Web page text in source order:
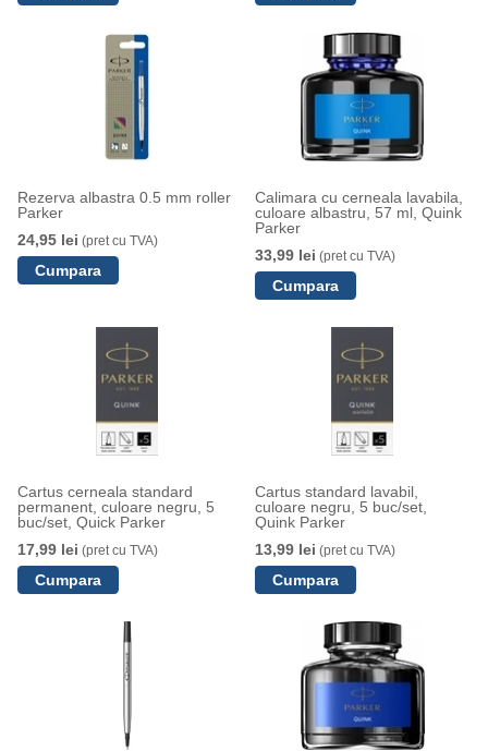
Rezerva albastra 0.5 mm roller
Parker
24,95 lei (pret cu TVA)
Calimara cu cerneala lavabila,
culoare albastru, 57 ml, Quink
Parker
33,99 lei (pret cu TVA)
Cartus cerneala standard
permanent, culoare negru, 5
buc/set, Quick Parker
17,99 lei (pret cu TVA)
Cartus standard lavabil,
culoare negru, 5 buc/set,
Quink Parker
13,99 lei (pret cu TVA)